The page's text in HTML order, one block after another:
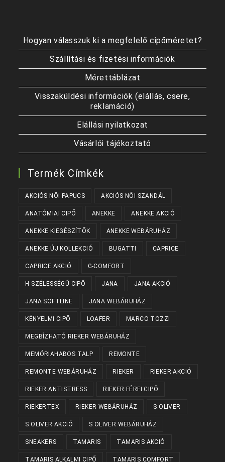
Hogyan válasszuk ki a megfelelő cipőméretet?
Szállítási és fizetési információk
Mérettáblázat
Visszaküldési információk (elállás, csere,
reklamáció)
Elállási nyilatkozat
Vásárlói tájékoztató
Termék Címkék
AKCIÓS NŐI PAPUCS AKCIÓS NŐI SZANDÁL
ANATÓMIAI CIPŐ ANEKKE ANEKKE AKCIÓ
ANEKKE KIEGÉSZÍTŐK ANEKKE WEBÁRUHÁZ
ANEKKE ÚJ KOLLEKCIÓ BUGATTI CAPRICE
CAPRICE AKCIÓ G-COMFORT
H SZÉLESSÉGŰ CIPŐ JANA JANA AKCIÓ
JANA SOFTLINE JANA WEBÁRUHÁZ
KÉNYELMI CIPŐ LOAFER MARCO TOZZI
MEGBÍZHATÓ RIEKER WEBÁRUHÁZ
MEMÓRIAHABOS TALP REMONTE
REMONTE WEBÁRUHÁZ RIEKER RIEKER AKCIÓ
RIEKER ANTISTRESS RIEKER FÉRFI CIPŐ
RIEKERTEX RIEKER WEBÁRUHÁZ S.OLIVER
S.OLIVER AKCIÓ S.OLIVER WEBÁRUHÁZ
SNEAKERS TAMARIS TAMARIS AKCIÓ
TAMARIS ALKALMI CIPŐ TAMARIS COMFORT